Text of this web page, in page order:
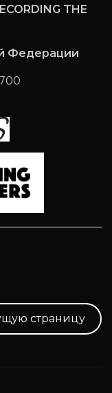
THE
Федерации
страницу